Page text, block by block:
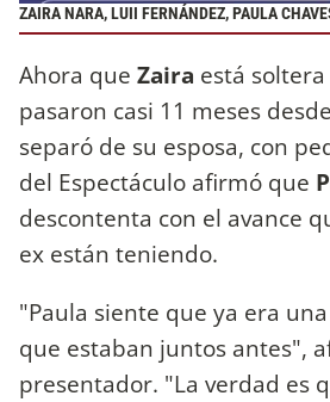
ZAIRA NARA, LUII FERNÁNDEZ, PAULA
Ahora que Zaira está
pasaron casi 11 meses
separó de su esposa, con
del Espectáculo afirmó que
descontenta con el avance
ex están teniendo.
"Paula siente que ya era
que estaban juntos antes",
presentador. "La verdad es